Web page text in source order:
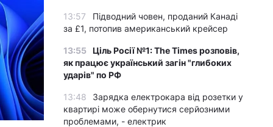
13:57
Підводний човен, проданий Канаді
за £1, потопив американський крейсер
13:55 Ціль Росії №1: The Times розповів,
як працює український загін "глибоких
ударів" по РФ
13:48
Зарядка електрокара від розетки у
квартирі може обернутися серйозними
проблемами, - електрик